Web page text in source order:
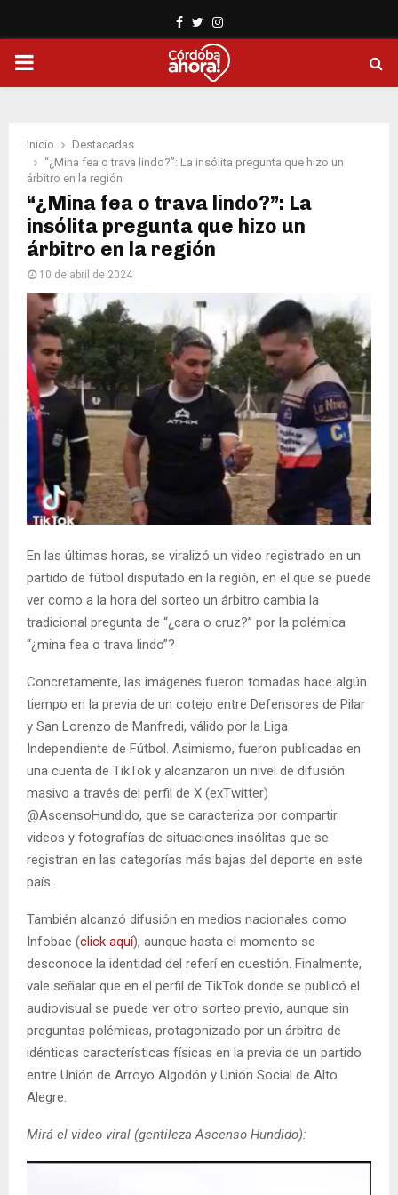
Facebook
TwitterInstagram
PRIMARY
Inicio
Destacadas
“¿Mina fea o trava lindo?”: La insólita pregunta que hizo un
árbitro en la región
“¿Mina fea o trava lindo?”: La
insólita pregunta que hizo un
árbitro en la región
10 de abril de 2024
En las últimas horas, se viralizó un video registrado en un
partido de fútbol disputado en la región, en el que se puede
ver como a la hora del sorteo un árbitro cambia la
tradicional pregunta de “¿cara o cruz?” por la polémica
“¿mina fea o trava lindo”?
Concretamente, las imágenes fueron tomadas hace algún
tiempo en la previa de un cotejo entre Defensores de Pilar
y San Lorenzo de Manfredi, válido por la Liga
Independiente de Fútbol. Asimismo, fueron publicadas en
una cuenta de TikTok y alcanzaron un nivel de difusión
masivo a través del perfil de X (exTwitter)
@AscensoHundido, que se caracteriza por compartir
videos y fotografías de situaciones insólitas que se
registran en las categorías más bajas del deporte en este
país.
También alcanzó difusión en medios nacionales como
Infobae (click aquí), aunque hasta el momento se
desconoce la identidad del referí en cuestión. Finalmente,
vale señalar que en el perfil de TikTok donde se publicó el
audiovisual se puede ver otro sorteo previo, aunque sin
preguntas polémicas, protagonizado por un árbitro de
idénticas características físicas en la previa de un partido
entre Unión de Arroyo Algodón y Unión Social de Alto
Alegre.
Mirá el video viral (gentileza Ascenso Hundido):